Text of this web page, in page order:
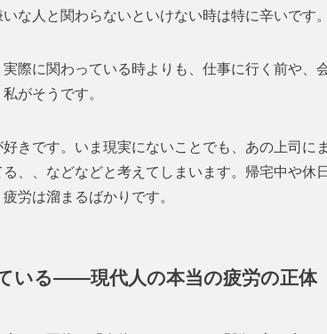
な人と関わらないといけない時は特に辛いです。
際に関わっている時よりも、仕事に行く前や、
がそうです。
好きです。いま現実にないことでも、あの上司
る、、などなどと考えてしまいます。帰宅中や休
労は溜まるばかりです。
いる——現代人の本当の疲労の正体